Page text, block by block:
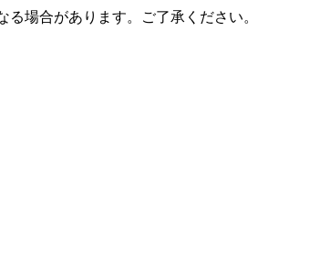
場合があります。ご了承ください。